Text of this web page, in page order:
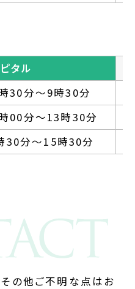
タル
30分～9時30分
00分～13時30分
30分～15時30分
その他ご不明な点はお